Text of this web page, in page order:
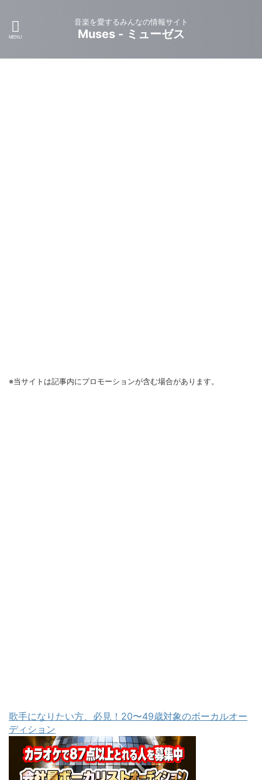
音楽を愛するみんなの情報サイト
Muses - ミューゼス
※当サイトは記事内にプロモーションが含む場合があります。
歌手になりたい方、必見！20〜49歳対象のボーカルオー
ディション